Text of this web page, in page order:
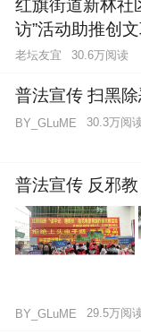
红旗街道新林社
访”活动助推创
老坛友宜 30.6万阅读
普法宣传 扫黑
BY_GLuME 30.3万阅
普法宣传 反邪
BY_GLuME 29.5万阅